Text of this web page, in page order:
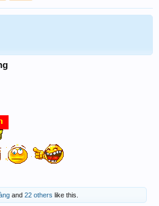
and 22 others like this.